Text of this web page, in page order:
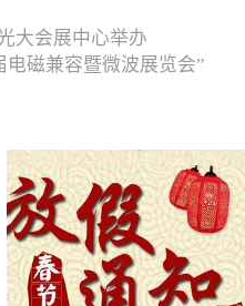
大会展中心举办
电磁兼容暨微波展览会”
、汽车、科研院校、通
等行业尖端设备，吸引
间我公司举办了《电磁
座，本次讲座同时特邀
Glaesser...